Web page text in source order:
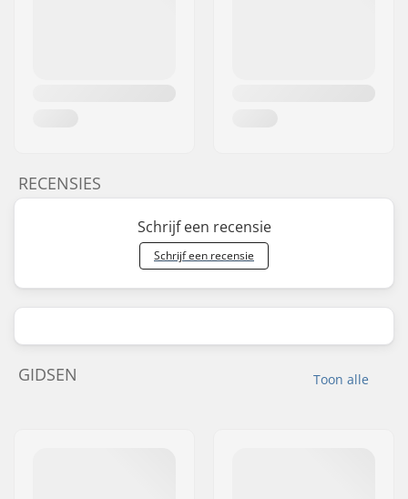
RECENSIES
Schrijf een recensie
Schrijf een recensie
Toon alle
GIDSEN